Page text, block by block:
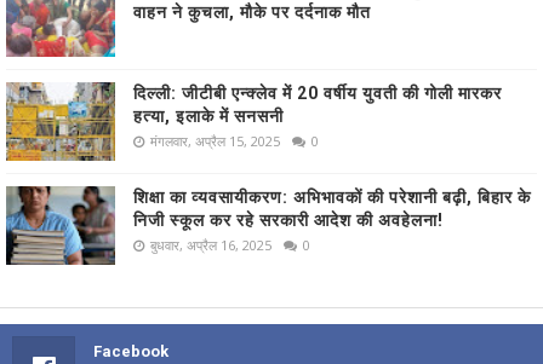
वाहन ने कुचला, मौके पर दर्दनाक मौत
दिल्ली: जीटीबी एन्क्लेव में 20 वर्षीय युवती की गोली मारकर
हत्या, इलाके में सनसनी
मंगलवार, अप्रैल 15, 2025 0
शिक्षा का व्यवसायीकरण: अभिभावकों की परेशानी बढ़ी, बिहार के
निजी स्कूल कर रहे सरकारी आदेश की अवहेलना!
बुधवार, अप्रैल 16, 2025 0
Facebook